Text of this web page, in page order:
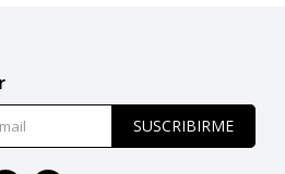
SUSCRIBIRME